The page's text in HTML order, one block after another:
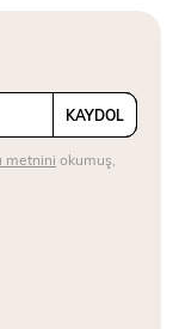
KAYDOL
metnini okumuş,